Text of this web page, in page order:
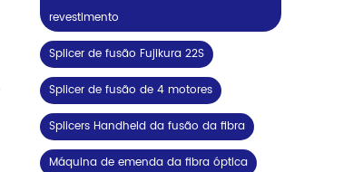
revestimento
Splicer de fusão Fujikura 22S
Splicer de fusão de 4 motores
Splicers Handheld da fusão da fibra
Máquina de emenda da fibra óptica